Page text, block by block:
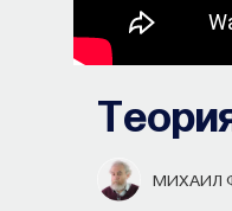
МИХАИЛ